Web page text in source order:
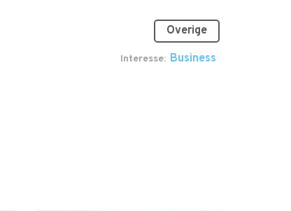
Overige
Interesse Business